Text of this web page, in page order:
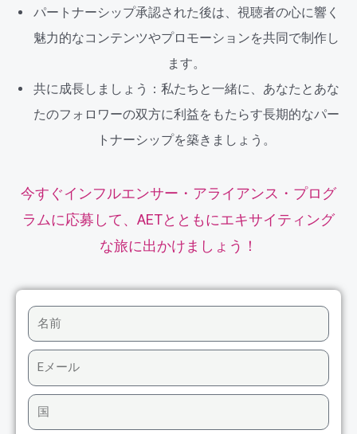
パートナーシップ承認された後は、視聴者の心に響く
魅力的なコンテンツやプロモーションを共同で制作し
ます。
共に成長しましょう：私たちと一緒に、あなたとあな
たのフォロワーの双方に利益をもたらす長期的なパー
トナーシップを築きましょう。
今すぐインフルエンサー・アライアンス・プログ
ラムに応募して、AETとともにエキサイティング
な旅に出かけましょう！